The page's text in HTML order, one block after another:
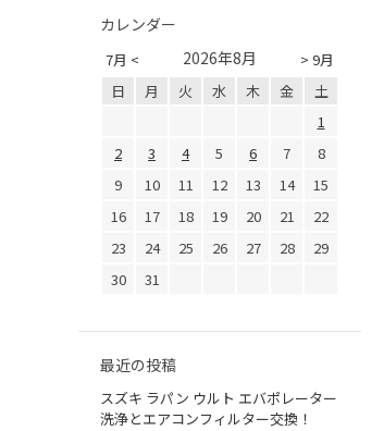
カレンダー
7月 < > 9月
2026年8月
日 月 火 水 木 金
土
1
2
3 4 5 6 7
8
9
10 11 12 13 14
15
16
17 18 19 20 21
22
23
24 25 26 27 28
29
30
31
最近の投稿
スズキ ラパン ウルト エバポレーター
洗浄とエアコンフィルター交換！